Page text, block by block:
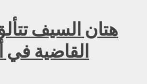
هتان السيف
القاضية في